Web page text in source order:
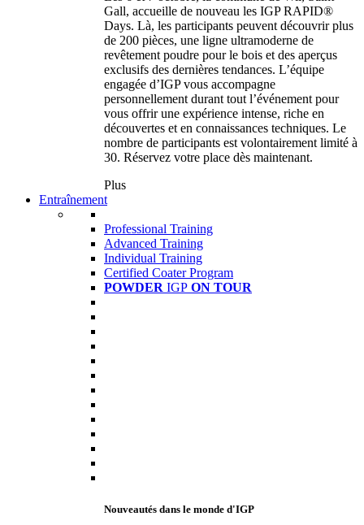
Gall, accueille de nouveau les IGP RAPID®
Days. Là, les participants peuvent découvrir plus
de 200 pièces, une ligne ultramoderne de
revêtement poudre pour le bois et des aperçus
exclusifs des dernières tendances. L’équipe
engagée d’IGP vous accompagne
personnellement durant tout l’événement pour
vous offrir une expérience intense, riche en
découvertes et en connaissances techniques. Le
nombre de participants est volontairement limité à
30. Réservez votre place dès maintenant.
Plus
Entraînement
Professional Training
Advanced Training
Individual Training
Certified Coater Program
POWDER IGP ON TOUR
Nouveautés dans le monde d'IGP